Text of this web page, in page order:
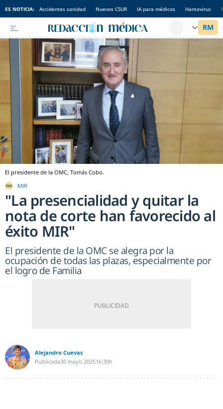
ES NOTICIA: Accidentes sanidad Nuevos CSUR IA para médicos Hantavirus
El presidente de la OMC, Tomás Cobo.
MIR
"La presencialidad y quitar la
nota de corte han favorecido al
éxito MIR"
El presidente de la OMC se alegra por la
ocupación de todas las plazas, especialmente por
el logro de Familia
Alejandro Cuevas
Publicada30 mayo 202516:30h